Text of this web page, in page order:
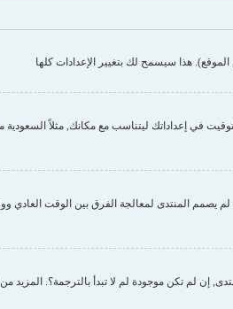
هذا سيسمح لك بتغيير الإعدادات كلها
إعداداتك ليتناسب مع مكانك, مثلاً السعودية
المنتدى لمعالجة الفرق بين الوقت العادي